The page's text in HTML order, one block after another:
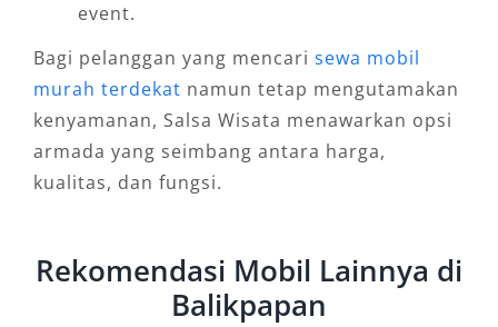
event.
Bagi pelanggan yang mencari sewa mobil
murah terdekat namun tetap mengutamakan
kenyamanan, Salsa Wisata menawarkan opsi
armada yang seimbang antara harga,
kualitas, dan fungsi.
Rekomendasi Mobil Lainnya di
Balikpapan